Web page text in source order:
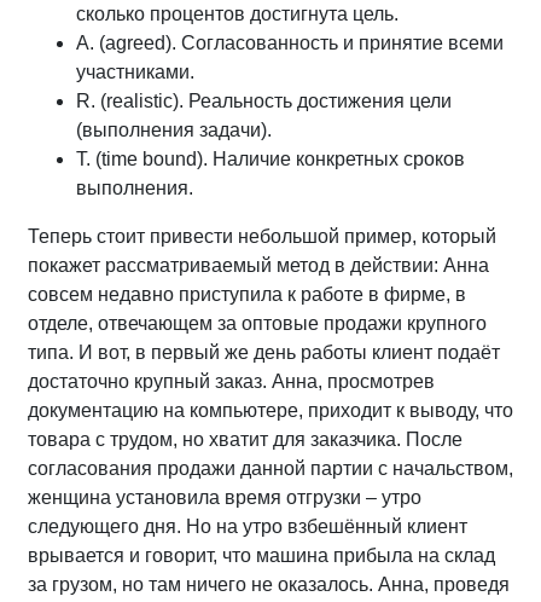
сколько процентов достигнута цель.
A. (agreed). Согласованность и принятие всеми
участниками.
R. (realistic). Реальность достижения цели
(выполнения задачи).
T. (time bound). Наличие конкретных сроков
выполнения.
Теперь стоит привести небольшой пример, который
покажет рассматриваемый метод в действии: Анна
совсем недавно приступила к работе в фирме, в
отделе, отвечающем за оптовые продажи крупного
типа. И вот, в первый же день работы клиент подаёт
достаточно крупный заказ. Анна, просмотрев
документацию на компьютере, приходит к выводу, что
товара с трудом, но хватит для заказчика. После
согласования продажи данной партии с начальством,
женщина установила время отгрузки – утро
следующего дня. Но на утро взбешённый клиент
врывается и говорит, что машина прибыла на склад
за грузом, но там ничего не оказалось. Анна, проведя